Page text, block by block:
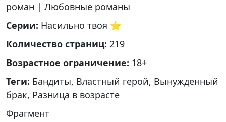
роман | Любовные романы
Серии: Насильно твоя ⭐
Количество страниц: 219
Возрастное ограничение: 18+
Теги: Бандиты, Властный герой, Вынужденный
брак, Разница в возрасте
Фрагмент